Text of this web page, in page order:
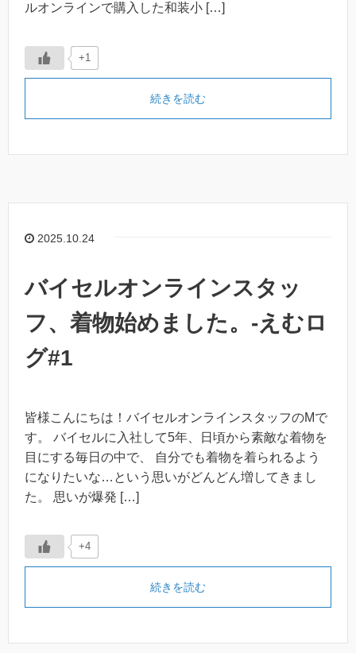
ルオンラインで購入した和装小 […]
+1
続きを読む
2025.10.24
バイセルオンラインスタッ
フ、着物始めました。-えむロ
グ#1
皆様こんにちは！バイセルオンラインスタッフのMで
す。 バイセルに入社して5年、日頃から素敵な着物を
目にする毎日の中で、 自分でも着物を着られるよう
になりたいな…という思いがどんどん増してきまし
た。 思いが爆発 […]
+4
続きを読む